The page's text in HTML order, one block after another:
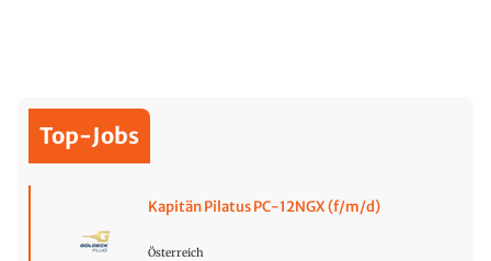
Top-Jobs
Kapitän Pilatus PC-12NGX (f/m/d)
Österreich